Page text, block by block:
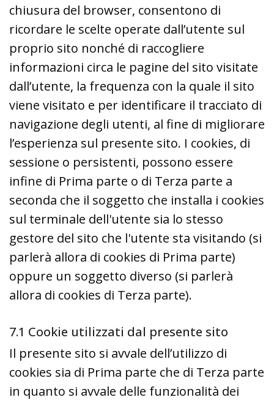
chiusura del browser, consentono di
ricordare le scelte operate dall’utente sul
proprio sito nonché di raccogliere
informazioni circa le pagine del sito visitate
dall’utente, la frequenza con la quale il sito
viene visitato e per identificare il tracciato di
navigazione degli utenti, al fine di migliorare
l’esperienza sul presente sito. I cookies, di
sessione o persistenti, possono essere
infine di Prima parte o di Terza parte a
seconda che il soggetto che installa i cookies
sul terminale dell'utente sia lo stesso
gestore del sito che l'utente sta visitando (si
parlerà allora di cookies di Prima parte)
oppure un soggetto diverso (si parlerà
allora di cookies di Terza parte).
7.1 Cookie utilizzati dal presente sito
Il presente sito si avvale dell’utilizzo di
cookies sia di Prima parte che di Terza parte
in quanto si avvale delle funzionalità dei